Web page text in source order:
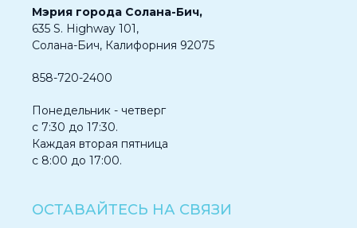
Мэрия города Солана-Бич,
635 S. Highway 101,
Солана-Бич, Калифорния 92075
858-720-2400
Понедельник - четверг
с 7:30 до 17:30.
Каждая вторая пятница
с 8:00 до 17:00.
ОСТАВАЙТЕСЬ НА СВЯЗИ